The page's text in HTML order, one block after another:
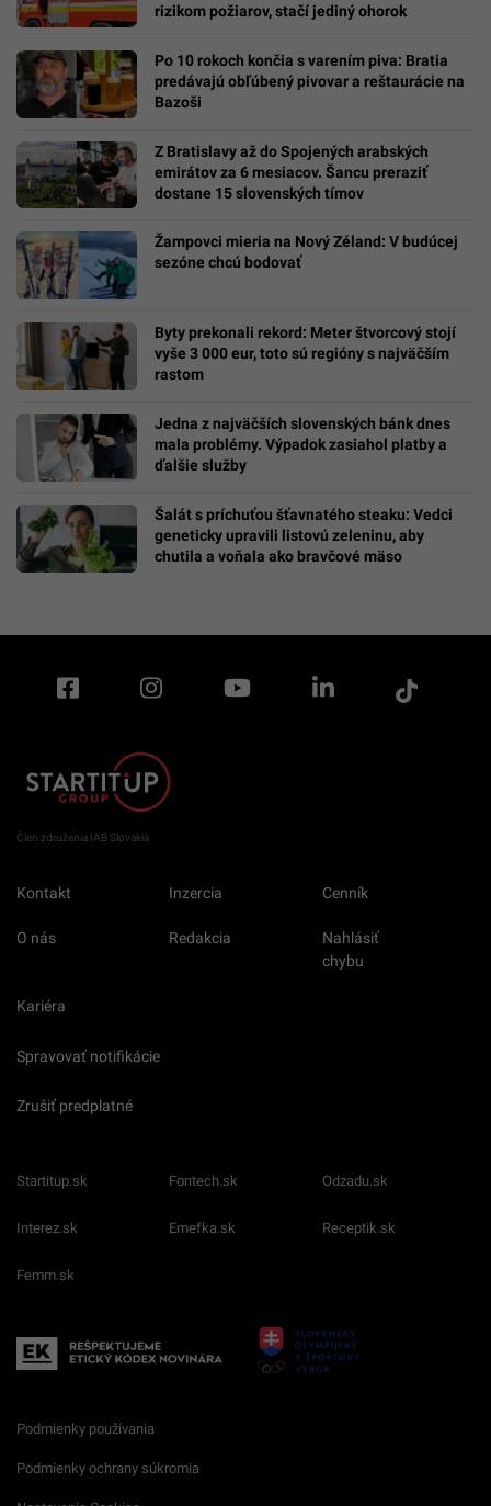
rizikom požiarov, stačí jediný ohorok
Po 10 rokoch končia s varením piva: Bratia
predávajú obľúbený pivovar a reštaurácie na
Bazoši
Z Bratislavy až do Spojených arabských
emirátov za 6 mesiacov. Šancu preraziť
dostane 15 slovenských tímov
Žampovci mieria na Nový Zéland: V budúcej
sezóne chcú bodovať
Byty prekonali rekord: Meter štvorcový stojí
vyše 3 000 eur, toto sú regióny s najväčším
rastom
Jedna z najväčších slovenských bánk dnes
mala problémy. Výpadok zasiahol platby a
ďalšie služby
Šalát s príchuťou šťavnatého steaku: Vedci
geneticky upravili listovú zeleninu, aby
chutila a voňala ako bravčové mäso
Člen združenia IAB Slovakia
Kontakt Inzercia Cenník
O nás Redakcia
Nahlásiť
chybu
Kariéra
Spravovať notifikácie
Zrušiť predplatné
Startitup.sk Fontech.sk Odzadu.sk
Interez.sk Emefka.sk Receptik.sk
Femm.sk
Podmienky používania
Podmienky ochrany súkromia